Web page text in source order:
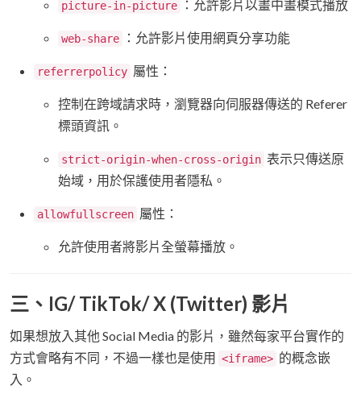
picture-in-picture ：允許影片以畫中畫模式播放
web-share ：允許影片使用網頁分享功能
referrerpolicy 屬性：
控制在跨域請求時，瀏覽器向伺服器傳送的 Referer
標頭資訊。
strict-origin-when-cross-origin 表示只傳送原
始域，用於保護使用者隱私。
allowfullscreen 屬性：
允許使用者將影片全螢幕播放。
三、IG/ TikTok/ X (Twitter) 影片
如果想放入其他 Social Media 的影片，雖然每家平台實作的
方式會略有不同，不過一樣也是使用 <iframe> 的概念嵌
入。